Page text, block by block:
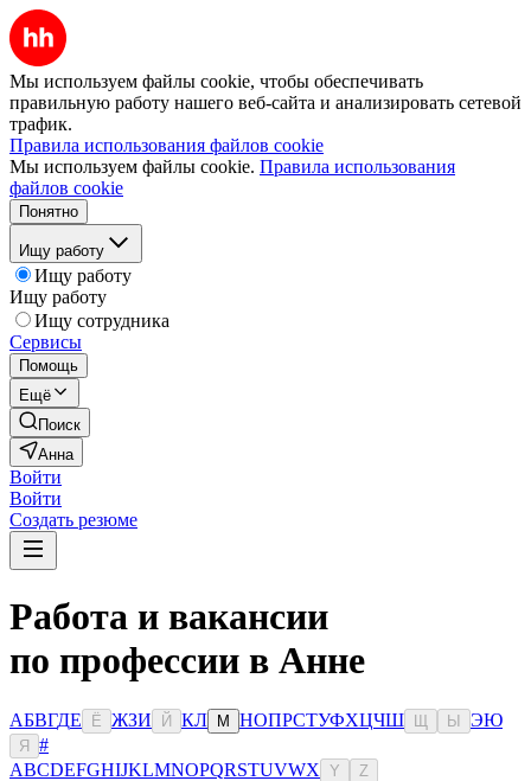
Мы используем файлы cookie, чтобы обеспечивать
правильную работу нашего веб-сайта и анализировать сетевой
трафик.
Правила использования файлов cookie
Мы используем файлы cookie. Правила использования
файлов cookie
Понятно
Ищу работу
Ищу работу
Ищу работу
Ищу сотрудника
Сервисы
Помощь
Ещё
Поиск
Анна
Войти
Войти
Создать резюме
Работа и вакансии
по профессии в Анне
АБВГДЕ Ё ЖЗИ Й КЛ М НОПРСТУФХЦЧШ Ы ЭЮ
Я
#
ABCDEFGHIJKLMNOPQRSTUVWX Y Z